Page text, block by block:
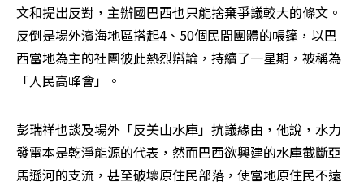
文和提出反對，主辦國巴西也只能捨棄爭議較大的條文。
反倒是場外濱海地區搭起4、50個民間團體的帳篷，以巴
西當地為主的社團彼此熱烈辯論，持續了一星期，被稱為
「人民高峰會」。
彭瑞祥也談及場外「反美山水庫」抗議緣由，他說，水力
發電本是乾淨能源的代表，然而巴西欲興建的水庫截斷亞
馬遜河的支流，甚至破壞原住民部落，使當地原住民不遠